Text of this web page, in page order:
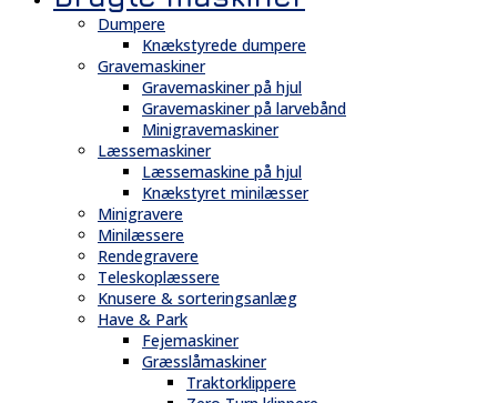
Dumpere
Knækstyrede dumpere
Gravemaskiner
Gravemaskiner på hjul
Gravemaskiner på larvebånd
Minigravemaskiner
Læssemaskiner
Læssemaskine på hjul
Knækstyret minilæsser
Minigravere
Minilæssere
Rendegravere
Teleskoplæssere
Knusere & sorteringsanlæg
Have & Park
Fejemaskiner
Græsslåmaskiner
Traktorklippere